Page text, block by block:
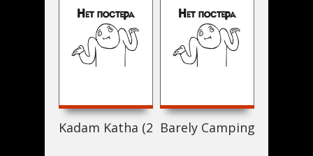
Kadam Katha (2017)Barely Camping (2017)